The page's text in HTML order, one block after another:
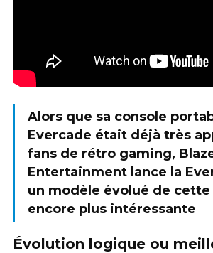
Alors que sa console
Evercade était déjà très
fans de rétro gaming,
Entertainment lance la
un modèle évolué de
encore plus intéressante
Évolution logique ou